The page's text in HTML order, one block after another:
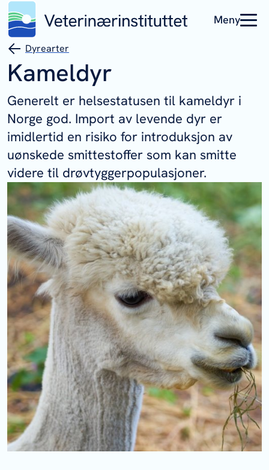
Meny
Dyrearter
Kameldyr
Generelt er helsestatusen til kameldyr i
Norge god. Import av levende dyr er
imidlertid en risiko for introduksjon av
uønskede smittestoffer som kan smitte
videre til drøvtyggerpopulasjoner.